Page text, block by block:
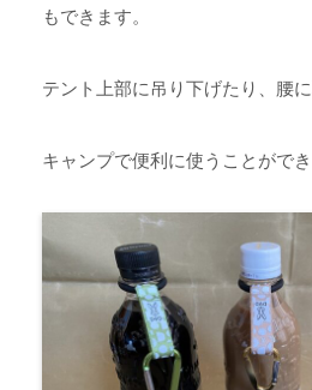
もできます。
テント上部に吊り下げたり、腰
キャンプで便利に使うことができ